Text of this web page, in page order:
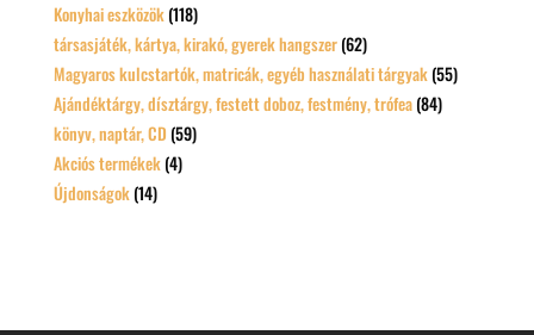
Konyhai eszközök (118)
társasjáték, kártya, kirakó, gyerek hangszer (62)
Magyaros kulcstartók, matricák, egyéb használati tárgyak (55)
Ajándéktárgy, dísztárgy, festett doboz, festmény, trófea (84)
könyv, naptár, CD (59)
Akciós termékek (4)
Újdonságok (14)